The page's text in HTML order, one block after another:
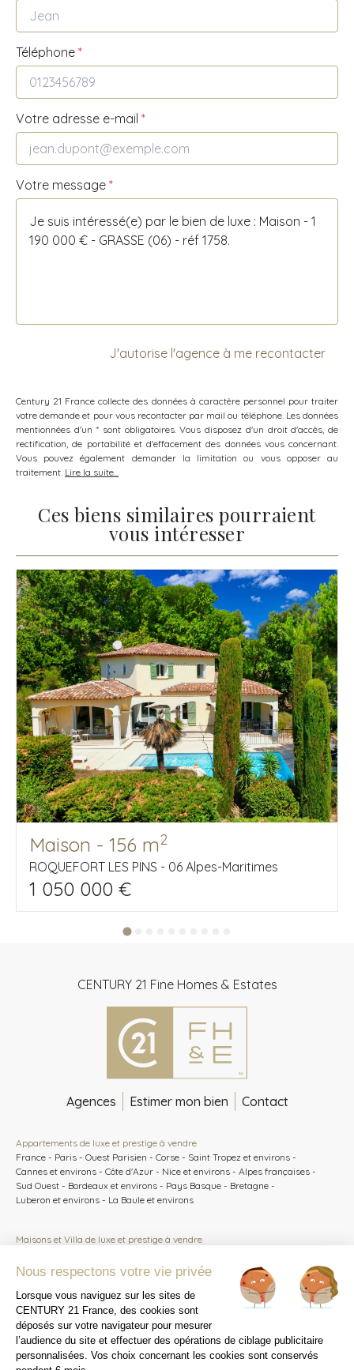
Téléphone *
Votre adresse e-mail *
Votre message *
J'autorise l'agence à me recontacter
Century 21 France collecte des données à caractère personnel pour traiter
votre demande et pour vous recontacter par mail ou téléphone. Les données
mentionnées d'un * sont obligatoires. Vous disposez d'un droit d'accès, de
rectification, de portabilité et d'effacement des données vous concernant.
Vous pouvez également demander la limitation ou vous opposer au
traitement. Lire la suite...
Ces biens similaires pourraient
vous intéresser
Maison - 156 m2
ROQUEFORT LES PINS - 06 Alpes-Maritimes
1 050 000 €
CENTURY 21 Fine Homes & Estates
Agences Estimer mon bien Contact
Appartements de luxe et prestige à vendre
France - Paris - Ouest Parisien - Corse - Saint Tropez et environs -
Cannes et environs - Côte d'Azur - Nice et environs - Alpes françaises -
Sud Ouest - Bordeaux et environs - Pays Basque - Bretagne -
Luberon et environs - La Baule et environs
Maisons et Villa de luxe et prestige à vendre
Cannes et environs-Côte d'Azur -Nice et environs Alpes françaises-
Bordeaux et environs Pays Basque Bretagne-
Luberon et environs-La Baule et environs
Critères particuliers
Hôtel Particulier-Château Manoir-Chalet